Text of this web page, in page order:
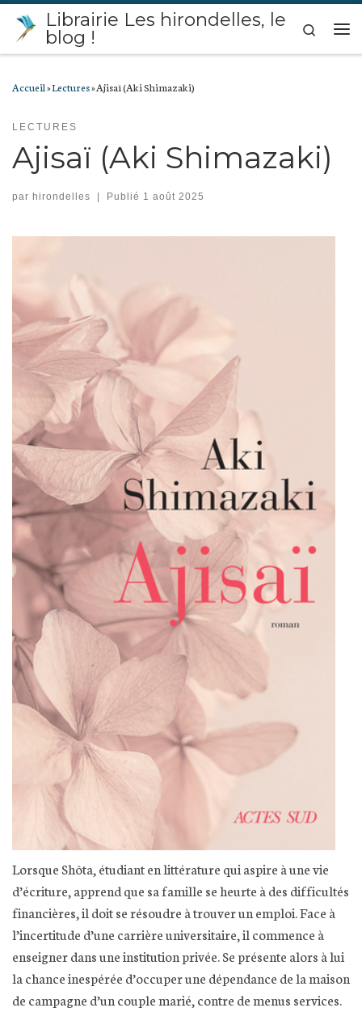
Passer au contenu
Librairie Les hirondelles, le
blog !
Search
Accueil»Lectures»Ajisaï (Aki Shimazaki)
LECTURES
Ajisaï (Aki Shimazaki)
par hirondelles | Publié 1 août 2025
Lorsque Shôta, étudiant en littérature qui aspire à une vie
d’écriture, apprend que sa famille se heurte à des difficultés
financières, il doit se résoudre à trouver un emploi. Face à
l’incertitude d’une carrière universitaire, il commence à
enseigner dans une institution privée. Se présente alors à lui
la chance inespérée d’occuper une dépendance de la maison
de campagne d’un couple marié, contre de menus services.